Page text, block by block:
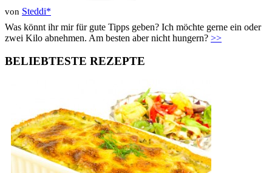
von Steddi*
Was könnt ihr mir für gute Tipps geben? Ich möchte gerne ein oder
zwei Kilo abnehmen. Am besten aber nicht hungern? >>
BELIEBTESTE REZEPTE